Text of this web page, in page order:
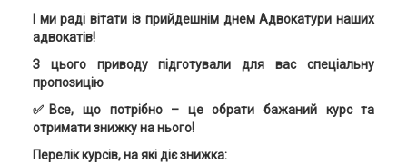
І ми раді вітати із прийдешнім днем Адвокатури наших
адвокатів!
З цього приводу підготували для вас спеціальну
пропозицію
✅Все, що потрібно – це обрати бажаний курс та
отримати знижку на нього!
Перелік курсів, на які діє знижка: